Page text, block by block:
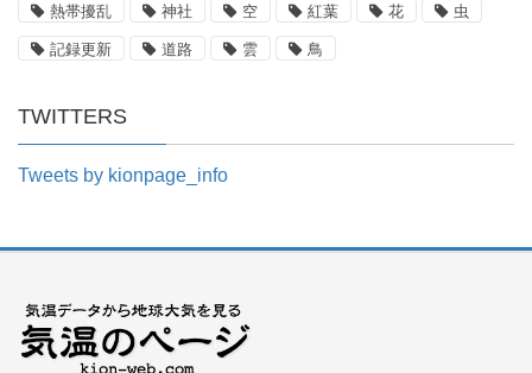
熱帯擾乱 神社 空 紅葉 花 虫
記録更新 道路 雲 鳥
TWITTERS
Tweets by kionpage_info